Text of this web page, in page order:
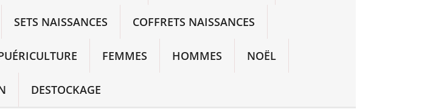
SETS NAISSANCES COFFRETS NAISSANCES
FEMMES HOMMES NOËL
DESTOCKAGE